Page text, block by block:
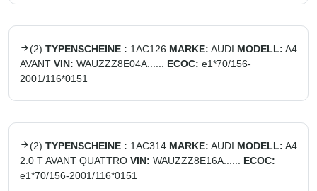
(2) TYPENSCHEINE : 1AC126 MARKE: AUDI MODELL: A4
AVANT VIN: WAUZZZ8E04A...... ECOC: e1*70/156-
2001/116*0151
(2) TYPENSCHEINE : 1AC314 MARKE: AUDI MODELL: A4
2.0 T AVANT QUATTRO VIN: WAUZZZ8E16A......
ECOC:
e1*70/156-2001/116*0151